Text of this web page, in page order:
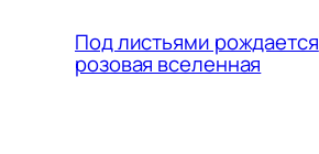
Под листьями рождается
розовая вселенная